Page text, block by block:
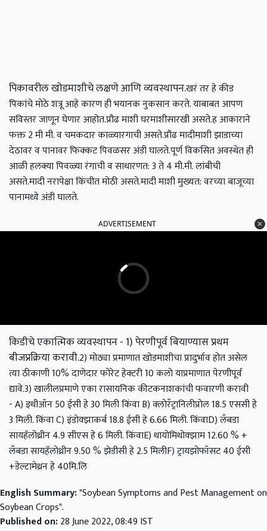
पिकावरील खोडमाशीचे लक्षणे आणि व्यवस्थापन.खरं तर हे कीड
पिकांचे मोठे शत्रू आहे कारण ही भयानक नुकसान करते. याबाबत आपण
सविस्तर जाणून घेणार आहोत.प्रौढ माशी घरमाशीसारखी असते.ह आकाराने
फक्त 2 मी मी. व चमकदार काळ्यारगाची असते.प्रौढ मादीमाशी झाडाच्या
देठावर व पानावर फिक्कट पिवळसर अंडी घालते.पूर्ण विकसित अवस्थेत ही
आळी हलक्या पिवळ्या रंगाची व साधारणत: 3 ते 4 मी.मी. लांबीची
असते.मादी नरापेक्षा किंचीत मोठी असते.मादी माशी मुख्यत: वरच्या बाजूच्या
पानामध्ये अंडी घालते.
ADVERTISEMENT
किडीचे एकात्मिक व्यवस्थापन - 1) पेरणीपूर्व बियाण्यास प्रथम
बीजप्रक्रिया करावी.2) मोठ्या प्रमाणात खोडमाशीचा प्रादुर्भाव होत असेल
त्या ठीकाणी 10% दाणेदार फोरेट हेक्टरी 10 कलो याप्रमाणात पेरणीपूर्व
द्यावे.3) खालीलप्रमाणे एका रासायनिक कीटकनाशकांची फवारणी करावी
-A) इथीऑन 50 ईसी हे 30 मिली किंवाB) क्लोरँट्रानिलीप्रोल 18.5 एससी हे
3 मिली. किंवाC) इंडोक्झाकर्ब 18.8 ईसी हे 6.66 मिली. किंवाD) लँबडा
सायहॅलोथ्रीन 4.9 सीएस हे 6 मिली. किंवाE) थायोमिथोक्झाम 12.60 % +
लँबडा सायहॅलोथ्रीन 9.50 % झेडीसी हे 2.5 मिलीF) ट्रायझोफॉसट 40 ईसी
+डेल्टामेथ्रन हे 40मि.लि
English Summary:"Soybean Symptoms and Pest Management on
Soybean Crops".
Published on:28 June 2022, 08:49 IST